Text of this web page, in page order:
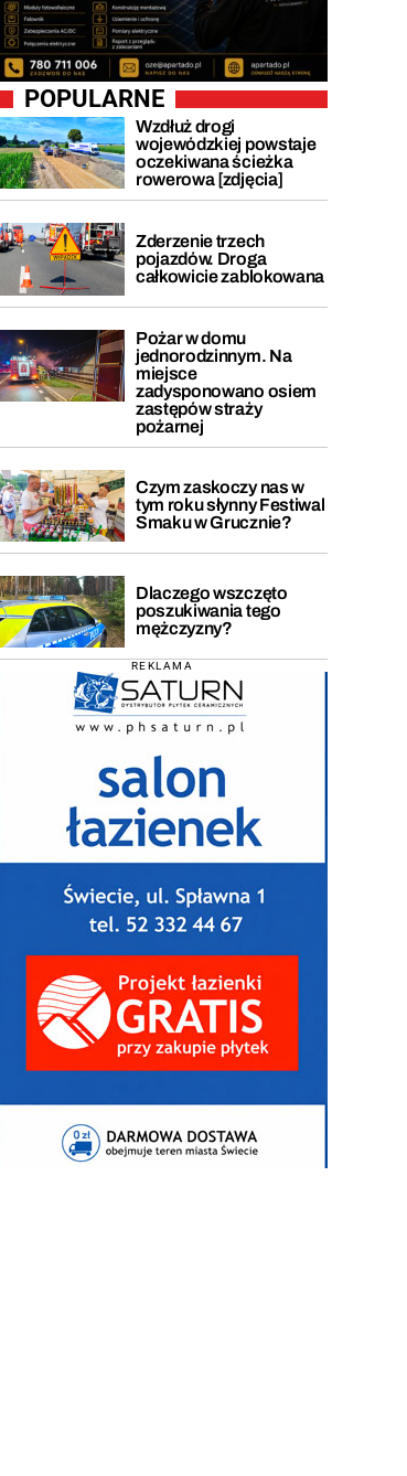
POPULARNE
Wzdłuż drogi
wojewódzkiej powstaje
oczekiwana ścieżka
rowerowa [zdjęcia]
Zderzenie trzech
pojazdów. Droga
całkowicie zablokowana
Pożar w domu
jednorodzinnym. Na
miejsce
zadysponowano osiem
zastępów straży
pożarnej
Czym zaskoczy nas w
tym roku słynny Festiwal
Smaku w Grucznie?
Dlaczego wszczęto
poszukiwania tego
mężczyzny?
REKLAMA